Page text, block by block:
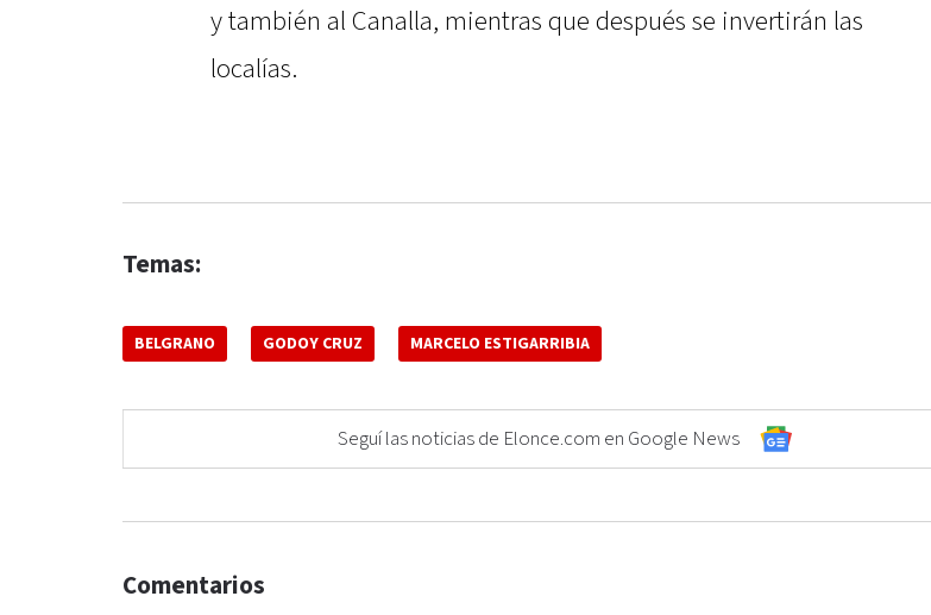
y también al Canalla, mientras que después se invertirán las
localías.
Temas:
BELGRANO GODOY CRUZ MARCELO ESTIGARRIBIA
Seguí las noticias de Elonce.com en Google News
Comentarios